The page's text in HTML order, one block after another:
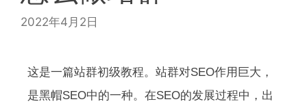
2022年4月2日
这是一篇站群初级教程。站群对SEO作用巨大，
是黑帽SEO中的一种。在SEO的发展过程中，出